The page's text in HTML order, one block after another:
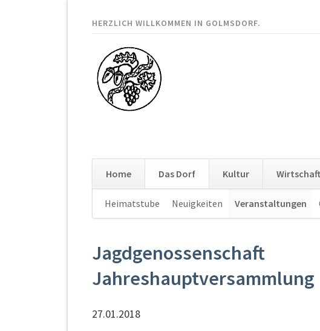
HERZLICH WILLKOMMEN IN GOLMSDORF.
Home Das Dorf Kultur Wirtschaft
Heimatstube Neuigkeiten Veranstaltungen
Jagdgenossenschaft
Jahreshauptversammlung
27.01.2018